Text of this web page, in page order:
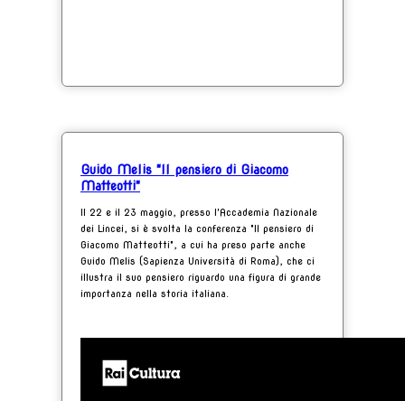
Guido Melis "Il pensiero di Giacomo
Matteotti"
Il 22 e il 23 maggio, presso l'Accademia Nazionale
dei Lincei, si è svolta la conferenza "Il pensiero di
Giacomo Matteotti", a cui ha preso parte anche
Guido Melis (Sapienza Università di Roma), che ci
illustra il suo pensiero riguardo una figura di grande
importanza nella storia italiana.